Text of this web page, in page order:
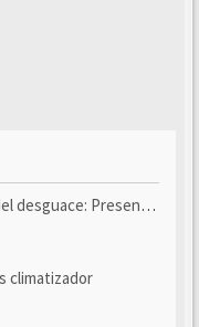
Presentación y seguimiento
climatizador